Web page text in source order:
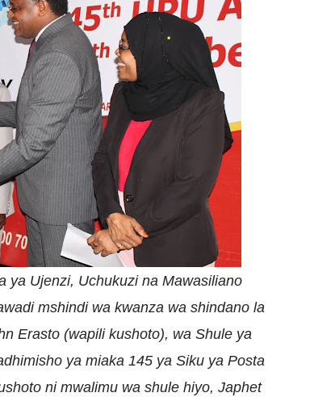
ya Ujenzi, Uchukuzi na Mawasiliano
mshindi wa kwanza wa shindano la
Erasto (wapili kushoto), wa Shule ya
ya miaka 145 ya Siku ya Posta
ni mwalimu wa shule hiyo, Japhet